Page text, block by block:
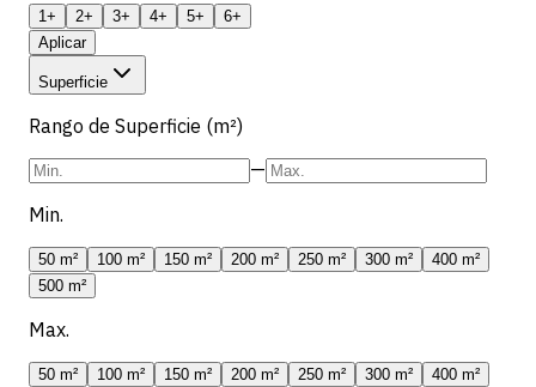
1+ 2+ 3+ 4+ 5+
6+
Aplicar
Superficie
Rango de Superficie (m²)
—
Min.
50 m² 100 m² 150 m² 200 m² 250 m² 300 m²
400 m²
500 m²
Max.
50 m² 100 m² 150 m² 200 m² 250 m² 300 m²
400 m²